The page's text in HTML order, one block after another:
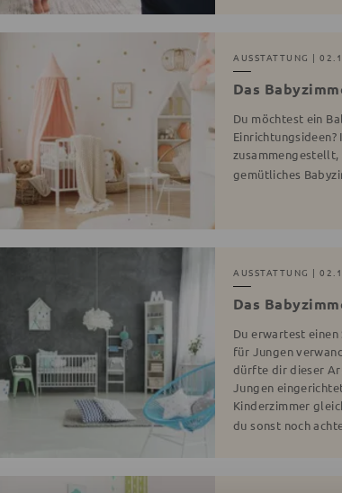
AUSSTATTUNG |
Das
Du möchtest ein
gemütliches
AUSSTATTUNG |
Das
Du erwartest
für Jungen
dürfte dir dieser
Jungen
Kinderzimmer
du sonst noch